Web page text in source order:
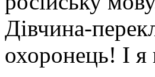
Дівчина-
охоронець! І я